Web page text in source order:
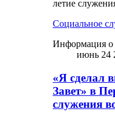
летие
Социальное
Информация о
июнь 24
«Я сделал
Завет» в
служения